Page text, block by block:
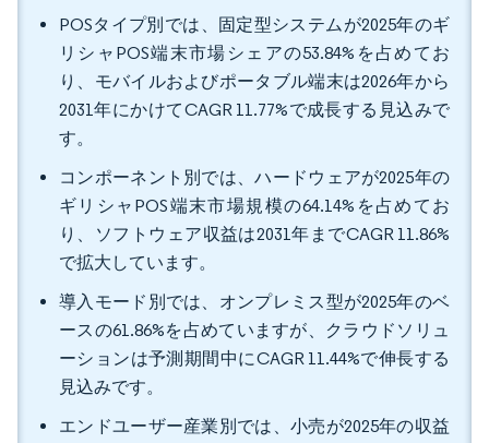
POSタイプ別では、固定型システムが2025年のギ
リシャPOS端末市場シェアの53.84%を占めてお
り、モバイルおよびポータブル端末は2026年から
2031年にかけてCAGR 11.77%で成長する見込みで
す。
コンポーネント別では、ハードウェアが2025年の
ギリシャPOS端末市場規模の64.14%を占めてお
り、ソフトウェア収益は2031年までCAGR 11.86%
で拡大しています。
導入モード別では、オンプレミス型が2025年のベ
ースの61.86%を占めていますが、クラウドソリュ
ーションは予測期間中にCAGR 11.44%で伸長する
見込みです。
エンドユーザー産業別では、小売が2025年の収益